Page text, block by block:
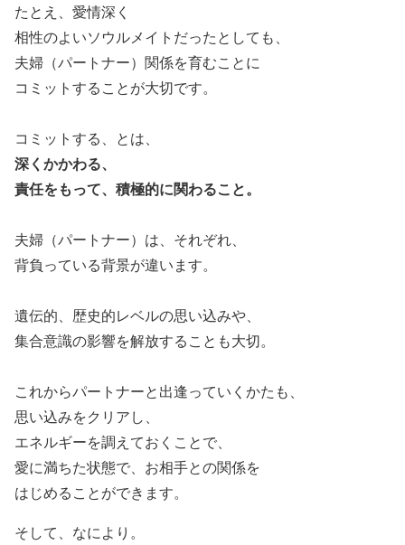
たとえ、愛情深く
相性のよいソウルメイトだったとしても、
夫婦（パートナー）関係を育むことに
コミットすることが大切です。
コミットする、とは、
深くかかわる、
責任をもって、積極的に関わること。
夫婦（パートナー）は、それぞれ、
背負っている背景が違います。
遺伝的、歴史的レベルの思い込みや、
集合意識の影響を解放することも大切。
これからパートナーと出逢っていくかたも、
思い込みをクリアし、
エネルギーを調えておくことで、
愛に満ちた状態で、お相手との関係を
はじめることができます。
そして、なにより。